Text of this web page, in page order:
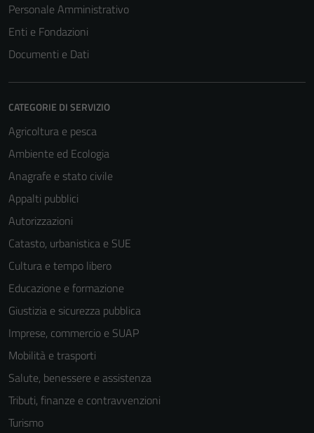
Personale Amministrativo
Enti e Fondazioni
Documenti e Dati
CATEGORIE DI SERVIZIO
Agricoltura e pesca
Ambiente ed Ecologia
Anagrafe e stato civile
Appalti pubblici
Autorizzazioni
Catasto, urbanistica e SUE
Cultura e tempo libero
Educazione e formazione
Giustizia e sicurezza pubblica
Imprese, commercio e SUAP
Mobilità e trasporti
Salute, benessere e assistenza
Tributi, finanze e contravvenzioni
Turismo